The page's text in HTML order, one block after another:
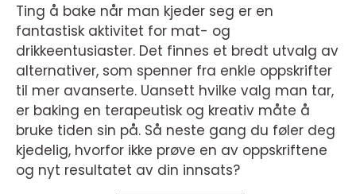
Ting å bake når man kjeder seg er en
fantastisk aktivitet for mat- og
drikkeentusiaster. Det finnes et bredt utvalg av
alternativer, som spenner fra enkle oppskrifter
til mer avanserte. Uansett hvilke valg man tar,
er baking en terapeutisk og kreativ måte å
bruke tiden sin på. Så neste gang du føler deg
kjedelig, hvorfor ikke prøve en av oppskriftene
og nyt resultatet av din innsats?